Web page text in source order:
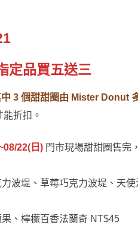
定品買五送三
3 個甜甜圈由 Mister Donut
折扣。
22(日) 門市現場甜甜圈售完
波堤、草莓巧克力波堤、天
、檸檬百香法蘭奇 NT$45